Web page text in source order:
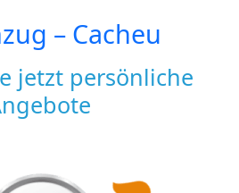
– Cacheu
jetzt persönliche